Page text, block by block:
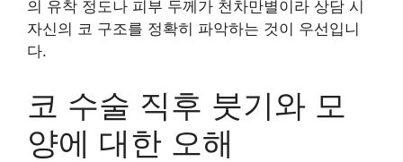
의 유착 정도나 피부 두께가 천차만별이라 상담 시
자신의 코 구조를 정확히 파악하는 것이 우선입니
다.
코 수술 직후 붓기와 모
양에 대한 오해